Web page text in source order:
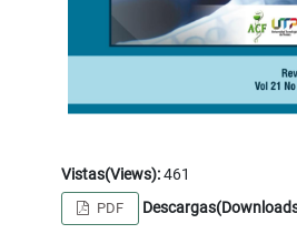
Vistas(Views):461
PDF